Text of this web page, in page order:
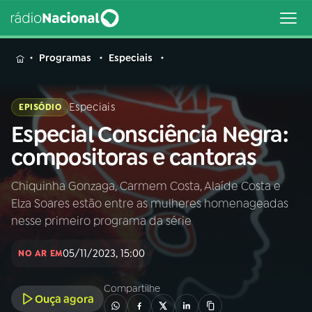
MENU
Buscar
na
Rádio
Nacional
Buscar
AO VIVO
01INÍCIO
02A RÁDIO
Programas Especiais
EPISÓDIO Especiais
Especial Consciência Negra:
compositoras e cantoras
Chiquinha Gonzaga, Carmem Costa, Alaíde Costa e
Elza Soares estão entre as mulheres homenageadas
nesse primeiro programa da série
NO AR EM05/11/2023, 15:00
Ouça agora
Compartilhe